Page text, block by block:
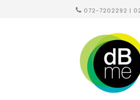
072-7202292 |